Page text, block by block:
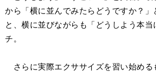
から「横に並んでみたらどうですか？」
と、横に並びながらも「どうしよう本
チ。
さらに実際エクササイズを習い始める